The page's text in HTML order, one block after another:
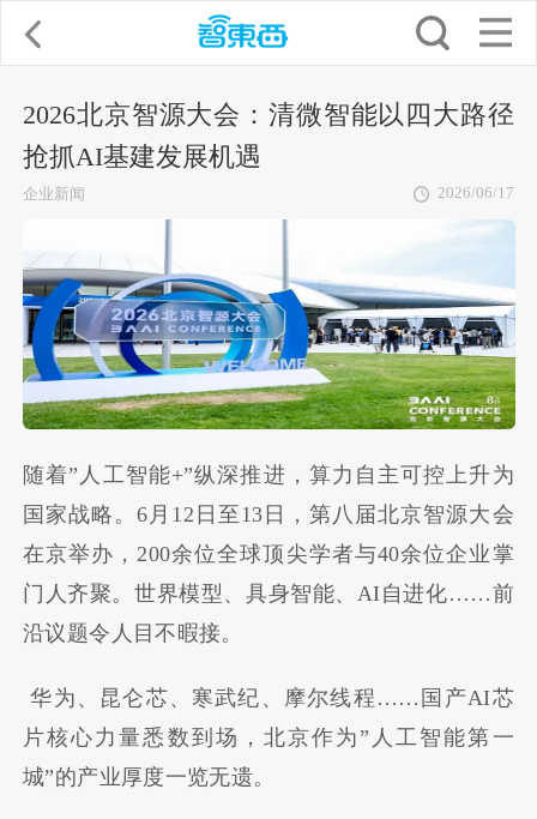
2026北京智源大会：清微智能以四大路径
抢抓AI基建发展机遇
企业新闻 2026/06/17
随着”人工智能+”纵深推进，算力自主可控上升为
国家战略。6月12日至13日，第八届北京智源大会
在京举办，200余位全球顶尖学者与40余位企业掌
门人齐聚。世界模型、具身智能、AI自进化……前
沿议题令人目不暇接。
华为、昆仑芯、寒武纪、摩尔线程……国产AI芯
片核心力量悉数到场，北京作为”人工智能第一
城”的产业厚度一览无遗。